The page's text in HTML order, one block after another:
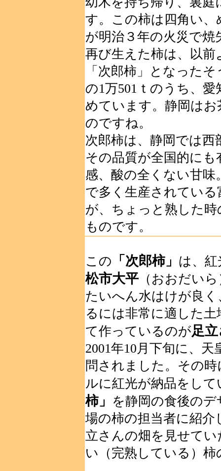
す。この柿は四角い
が明治３年の火災で
再び生えた柿は、以
「次郎柿」となった
の1万501ｔのうち、
めています。静岡は
のですね。
次郎柿は、静岡では
その品質が全国的に
感、酸の全くない甘味
で多く生産されてい
が、ちょっと熟した
ものです。
この 「次郎柿」 は、
松市大平 （おおだい
たいへん水はけが良
るには非常に適した
て作っているのが足
2001年10月下旬に、
問されました。その
ルに紅光が納品をし
柿」
を静岡の食後の
場の柿の担当者に紹
立さんの畑を見せて
い（完熟している）